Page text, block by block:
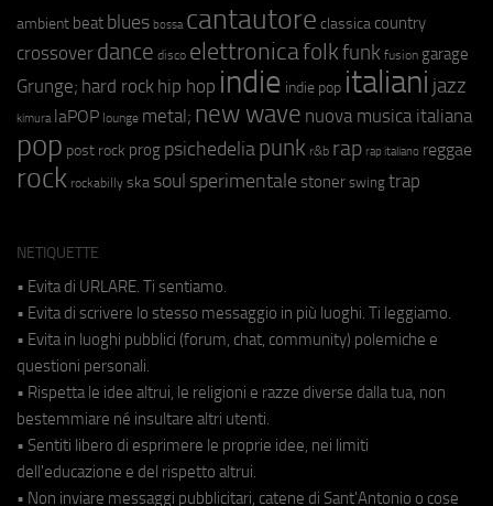
ambient beat blues bossa cantautore classica country
crossover dance disco elettronicafolkfunk fusion garage
Grunge; hard rock hip hop indie indie pop italiani jazz
kimura laPOP lounge metal; new wave nuova musica italiana
pop post rock prog psichedeliapunk r&b rap rap italiano reggae
rock rockabilly ska soul sperimentale stoner swing trap
NETIQUETTE
• Evita di URLARE. Ti sentiamo.
• Evita di scrivere lo stesso messaggio in più luoghi. Ti leggiamo.
• Evita in luoghi pubblici (forum, chat, community) polemiche e
questioni personali.
• Rispetta le idee altrui, le religioni e razze diverse dalla tua, non
bestemmiare né insultare altri utenti.
• Sentiti libero di esprimere le proprie idee, nei limiti
dell'educazione e del rispetto altrui.
• Non inviare messaggi pubblicitari, catene di Sant'Antonio o cose